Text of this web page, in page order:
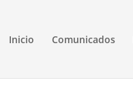
Inicio Comunicados